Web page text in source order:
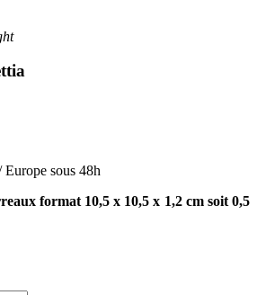
sous 48h
format 10,5 x 10,5 x 1,2 cm soit 0,5